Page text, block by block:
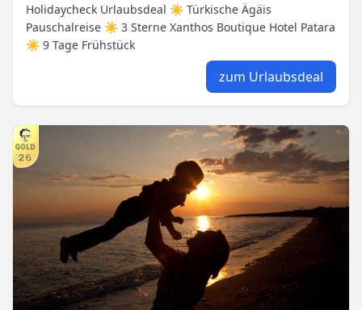
Holidaycheck Urlaubsdeal ☀ Türkische Ägäis
Pauschalreise ☀ 3 Sterne Xanthos Boutique Hotel Patara
☀ 9 Tage Frühstück
zum Urlaubsdeal